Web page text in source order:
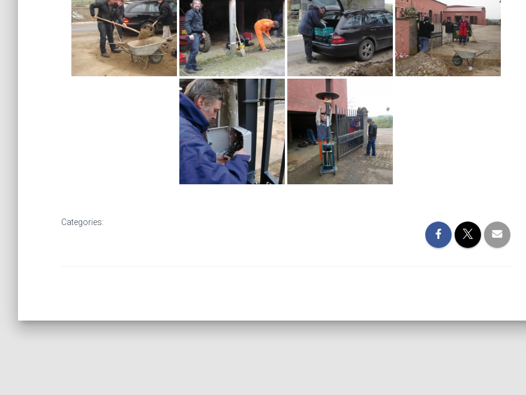
Categories: